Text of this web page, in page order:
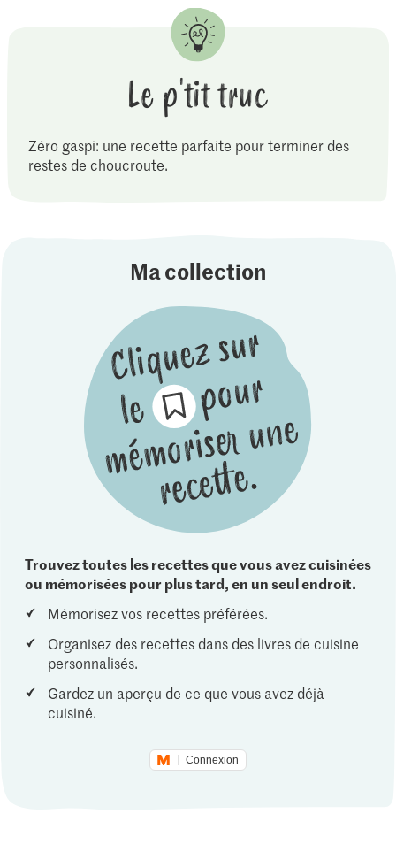
Le p'tit truc
Zéro gaspi: une recette parfaite pour terminer des
restes de choucroute.
Ma collection
Trouvez toutes les recettes que vous avez cuisinées
ou mémorisées pour plus tard, en un seul endroit.
Mémorisez vos recettes préférées.
Organisez des recettes dans des livres de cuisine
personnalisés.
Gardez un aperçu de ce que vous avez déjà
cuisiné.
Connexion